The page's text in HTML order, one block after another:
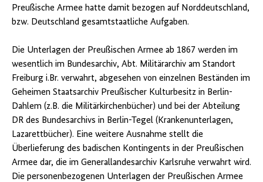
Preußische Armee hatte damit bezogen auf Norddeutschland,
bzw. Deutschland gesamtstaatliche Aufgaben.
Die Unterlagen der Preußischen Armee ab 1867 werden im
wesentlich im Bundesarchiv, Abt. Militärarchiv am Standort
Freiburg i.Br. verwahrt, abgesehen von einzelnen Beständen im
Geheimen Staatsarchiv Preußischer Kulturbesitz in Berlin-
Dahlem (z.B. die Militärkirchenbücher) und bei der Abteilung
DR des Bundesarchivs in Berlin-Tegel (Krankenunterlagen,
Lazarettbücher). Eine weitere Ausnahme stellt die
Überlieferung des badischen Kontingents in der Preußischen
Armee dar, die im Generallandesarchiv Karlsruhe verwahrt wird.
Die personenbezogenen Unterlagen der Preußischen Armee